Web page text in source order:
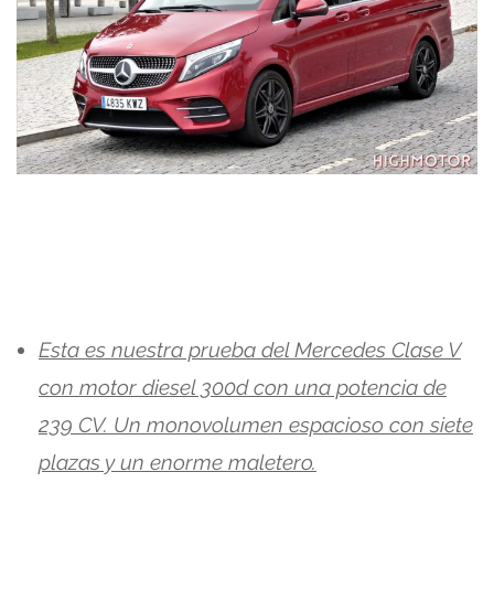
Esta es nuestra prueba del Mercedes Clase V
con motor diesel 300d con una potencia de
239 CV. Un monovolumen espacioso con siete
plazas y un enorme maletero.